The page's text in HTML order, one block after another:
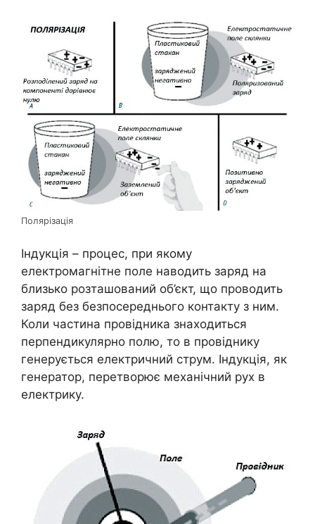
Полярізація
Індукція – процес, при якому
електромагнітне поле наводить заряд на
близько розташований об’єкт, що проводить
заряд без безпосереднього контакту з ним.
Коли частина провідника знаходиться
перпендикулярно полю, то в провіднику
генерується електричний струм. Індукція, як
генератор, перетворює механічний рух в
електрику.